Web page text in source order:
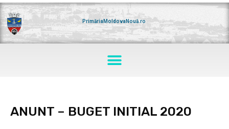
Skip
to
content
PrimăriaMoldovaNouă.ro
Menu
ANUNT – BUGET INITIAL 2020